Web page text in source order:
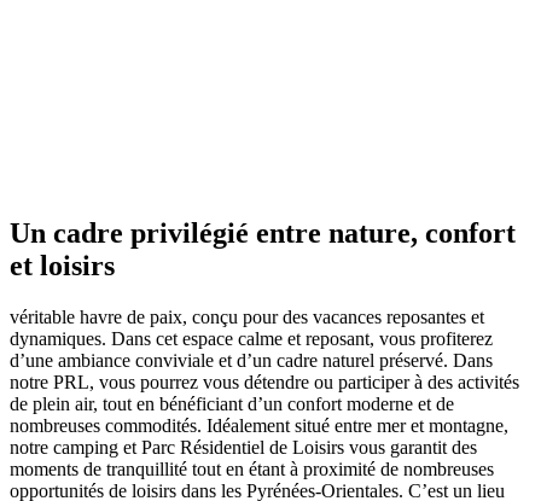
Un cadre privilégié entre nature, confort
et loisirs
véritable havre de paix, conçu pour des vacances reposantes et
dynamiques. Dans cet espace calme et reposant, vous profiterez
d’une ambiance conviviale et d’un cadre naturel préservé. Dans
notre PRL, vous pourrez vous détendre ou participer à des activités
de plein air, tout en bénéficiant d’un confort moderne et de
nombreuses commodités. Idéalement situé entre mer et montagne,
notre camping et Parc Résidentiel de Loisirs vous garantit des
moments de tranquillité tout en étant à proximité de nombreuses
opportunités de loisirs dans les Pyrénées-Orientales. C’est un lieu